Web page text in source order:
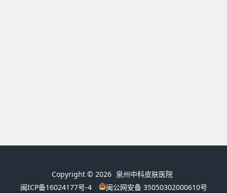
Copyright © 2026 泉州中科皮肤医院
闽ICP备16024177号-4
闽公网安备 35050302000610号